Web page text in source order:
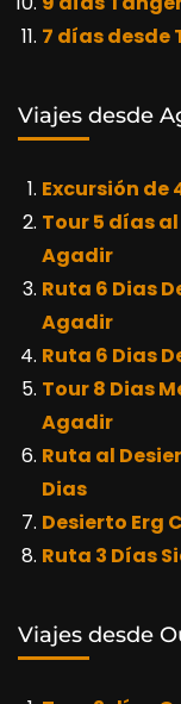
7 días desde
Viajes desde
Excursión de
Tour 5 días
Agadir
Ruta 6 Dias
Agadir
Ruta 6 Dias
Tour 8 Dias
Agadir
Ruta al
Dias
Desierto Erg
Ruta 3 Días
Viajes desde